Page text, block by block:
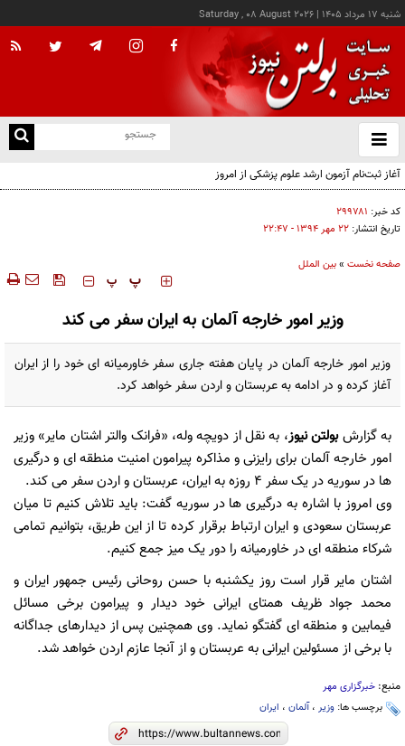
شنبه ۱۷ مرداد ۱۴۰۵ |
Saturday , 08 August 2026
باز
و
آغاز ثبت‌نام آزمون ارشد علوم پزشکی از امروز
کد خبر: ۲۹۹۷۸۱
تاریخ انتشار: ۲۲ مهر ۱۳۹۴ - ۲۲:۴۷
صفحه نخست »بین الملل
‍‍‍ پ پ
وزیر امور خارجه آلمان به ایران سفر می کند
وزیر امور خارجه آلمان در پایان هفته جاری سفر خاورمیانه ای خود را از ایران
آغاز کرده و در ادامه به عربستان و اردن سفر خواهد کرد.
به گزارشبولتن نیوز، به نقل از دویچه وله، «فرانک والتر اشتان مایر» وزیر
امور خارجه آلمان برای رایزنی و مذاکره پیرامون امنیت منطقه ای و درگیری
ها در سوریه در یک سفر ۴ روزه به ایران، عربستان و اردن سفر می کند.
وی امروز با اشاره به درگیری ها در سوریه گفت: باید تلاش کنیم تا میان
عربستان سعودی و ایران ارتباط برقرار کرده تا از این طریق، بتوانیم تمامی
شرکاء منطقه ای در خاورمیانه را دور یک میز جمع کنیم.
اشتان مایر قرار است روز یکشنبه با حسن روحانی رئیس جمهور ایران و
محمد جواد ظریف همتای ایرانی خود دیدار و پیرامون برخی مسائل
فیمابین و منطقه ای گفتگو نماید. وی همچنین پس از دیدارهای جداگانه
با برخی از مسئولین ایرانی به عربستان و از آنجا عازم اردن خواهد شد.
منبع: خبرگزاری مهر
برچسب ها: وزیر ،آلمان ، ایران